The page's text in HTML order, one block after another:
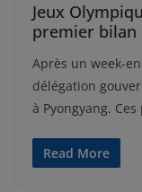
Jeux
premier bilan
Après un week-
délégation
à Pyongyang.
Read More